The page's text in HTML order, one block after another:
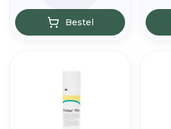
Bestel